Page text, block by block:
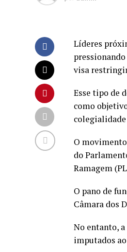
Líderes
visa
Esse tipo de
como
O
do
Ramagem
O pano de
Câmara dos
No entanto,
imputados